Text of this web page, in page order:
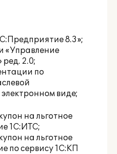
8.3»;
«Управление
2.0;
по
виде;
на льготное
1С:ИТС;
на льготное
по сервису 1С:КП